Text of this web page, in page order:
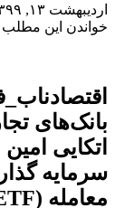
اردیبهشت ۱۳, ۱۳۹۹
خواندن این مطلب 1 دقیقه زمان میبرد
بانک‌های
اتکایی
سرمایه
معامله (ETF) از فردا آغاز می شود.